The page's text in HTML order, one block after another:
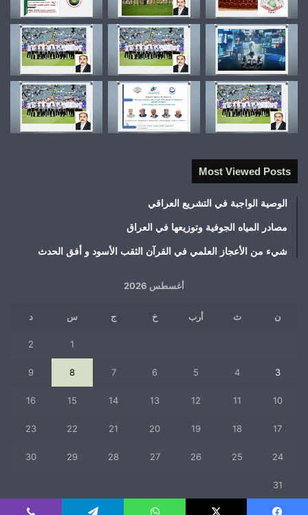
Most Viewed Posts
الوصية الواجبة في التشريع العراقي
مصادر المياه الجوفية وتوزيعها في العراق
شيء من الأعجاز العلمي في القرآن الثقب الأسود و أفق الحدث
أغسطس 2026
ن ث أرب خ ج س د
1
2
3
4
5
6
7
8
9
10
11
12
13
14
15
16
17
18
19
20
21
22
23
24
25
26
27
28
29
30
31